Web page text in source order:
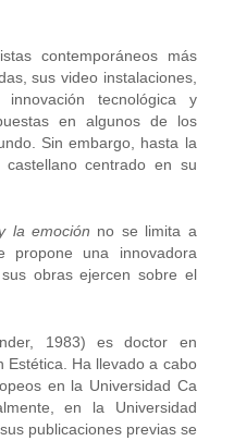
contemporáneos más
sus video instalaciones,
innovación tecnológica y
en algunos de los
Sin embargo, hasta la
centrado en su
la emoción no se limita a
propone una innovadora
obras ejercen sobre el
1983) es doctor en
Estética. Ha llevado a cabo
en la Universidad Ca
en la Universidad
publicaciones previas se